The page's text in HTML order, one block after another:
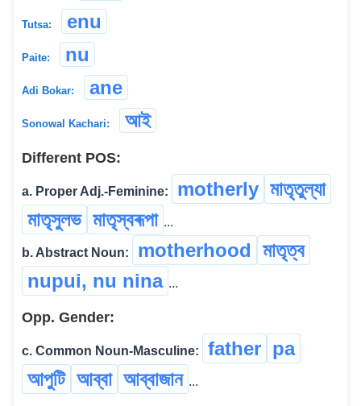
Tutsa: enu
Paite: nu
Adi Bokar: ane
Sonowal Kachari: আই
Different POS:
a. Proper Adj.-Feminine: motherly মাতৃতুল্যা
মাতৃসুলভ মাতৃস্বৰূপা ...
b. Abstract Noun: motherhood মাতৃত্ব
nupui, nu nina ...
Opp. Gender:
c. Common Noun-Masculine: father pa
আপুটি আব্বা আব্বাজান ...